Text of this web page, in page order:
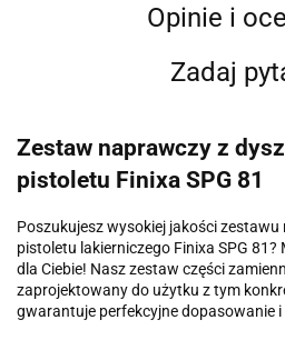
Opinie i
Zadaj
Zestaw naprawczy z
pistoletu Finixa SPG 81
Poszukujesz wysokiej jakości
pistoletu lakierniczego Finixa SPG
dla Ciebie! Nasz zestaw części
zaprojektowany do użytku z tym
gwarantuje perfekcyjne dopasowanie